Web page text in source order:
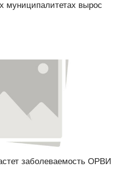
муниципалитетах вырос
заболеваемость ОРВИ